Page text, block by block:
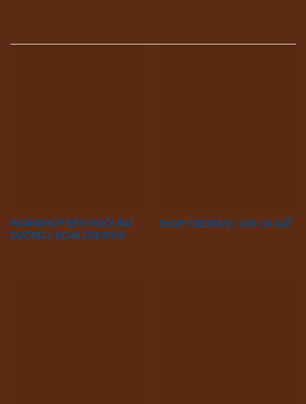
WORKSHOP ĐÈN NGÓI ÂM
DƯƠNG| ĐOÀI CREATIVE
SHOP CREATIVE| MŨ CÁ GỖ